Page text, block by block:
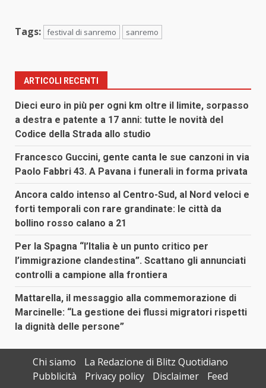
Tags: festival di sanremo sanremo
ARTICOLI RECENTI
Dieci euro in più per ogni km oltre il limite, sorpasso
a destra e patente a 17 anni: tutte le novità del
Codice della Strada allo studio
Francesco Guccini, gente canta le sue canzoni in via
Paolo Fabbri 43. A Pavana i funerali in forma privata
Ancora caldo intenso al Centro-Sud, al Nord veloci e
forti temporali con rare grandinate: le città da
bollino rosso calano a 21
Per la Spagna “l’Italia è un punto critico per
l’immigrazione clandestina”. Scattano gli annunciati
controlli a campione alla frontiera
Mattarella, il messaggio alla commemorazione di
Marcinelle: “La gestione dei flussi migratori rispetti
la dignità delle persone”
Chi siamo
La Redazione di Blitz Quotidiano
Pubblicità
Privacy policy Disclaimer Feed